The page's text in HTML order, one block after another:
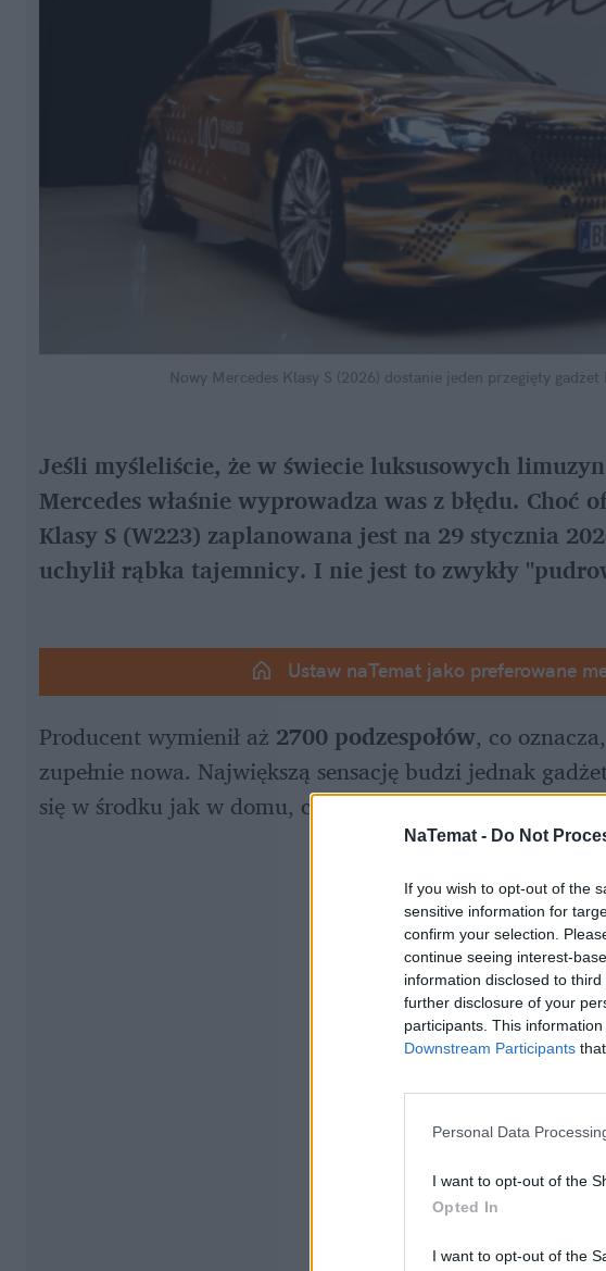
NaTemat - Do Not
If you wish to opt-out of the
sensitive information for
confirm your selection.
continue seeing interest-
information disclosed to
further disclosure of your
participants. This
Downstream Participants
Personal Data
I want to opt-out of the
Opted In
I want to opt-out of the
Nowy Mercedes Klasy S (2026) dostanie jeden przegięty gadżet
Jeśli myśleliście, że w świecie luksusowych
Mercedes właśnie wyprowadza was z błędu. Choć
Klasy S (W223) zaplanowana jest na 29 stycznia
uchylił rąbka tajemnicy. I nie jest to zwykły
Ustaw naTemat jako preferowane
Producent wymienił aż 2700 podzespołów, co
zupełnie nowa. Największą sensację budzi jednak
się w środku jak w domu, czyli podgrzewane pasy